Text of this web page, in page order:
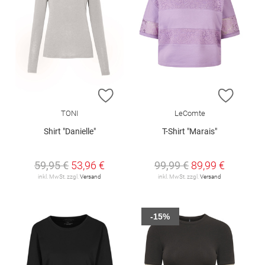
ZUR WUNSCHLISTE HINZUFÜGEN
TONI
Shirt "Danielle"
59,95 € 53,96 €
inkl. MwSt. zzgl. Versand
ZUR
LeComte
T-Shirt "Marais"
99,99 € 89,99 €
inkl. MwSt. zzgl. Versand
-15%